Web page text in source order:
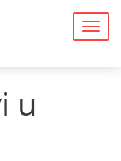
u